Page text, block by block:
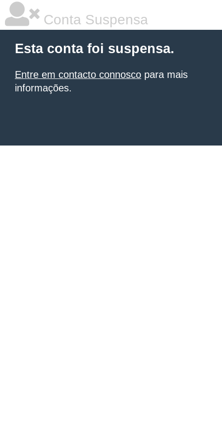
Conta Suspensa
Esta conta foi suspensa.
Entre em contacto connosco para mais
informações.